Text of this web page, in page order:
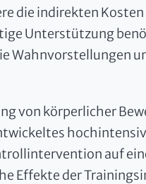
die indirekten
Unterstützung
Wahnvorstellungen
von körperlicher
auf
Effekte der